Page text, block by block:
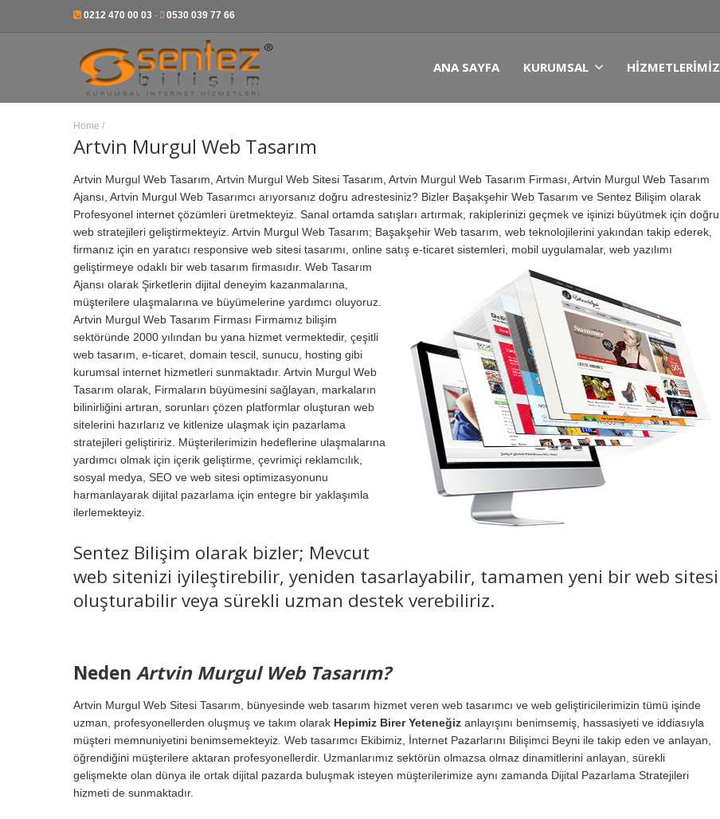
0212 470 00 03 - 0530 039 77 66
ANA SAYFA KURUMSAL HIZMETLERIMIZ
Home /
Artvin Murgul Web Tasarım
Artvin Murgul Web Tasarım, Artvin Murgul Web Sitesi Tasarım, Artvin Murgul Web Tasarım Firması, Artvin Murgul Web Tasarım
Ajansı, Artvin Murgul Web Tasarımcı arıyorsanız doğru adrestesiniz? Bizler Başakşehir Web Tasarım ve Sentez Bilişim olarak
Profesyonel internet çözümleri üretmekteyiz. Sanal ortamda satışları artırmak, rakiplerinizi geçmek ve işinizi büyütmek için doğru
web stratejileri geliştirmekteyiz. Artvin Murgul Web Tasarım; Başakşehir Web tasarım, web teknolojilerini yakından takip ederek,
firmanız için en yaratıcı responsive web sitesi tasarımı, online satış e-ticaret sistemleri, mobil uygulamalar, web yazılımı
geliştirmeye odaklı bir web tasarım firmasıdır. Web Tasarım
Ajansı olarak Şirketlerin dijital deneyim kazanmalarına,
müşterilere ulaşmalarına ve büyümelerine yardımcı oluyoruz.
Artvin Murgul Web Tasarım Firması Firmamız bilişim
sektöründe 2000 yılından bu yana hizmet vermektedir, çeşitli
web tasarım, e-ticaret, domain tescil, sunucu, hosting gibi
kurumsal internet hizmetleri sunmaktadır. Artvin Murgul Web
Tasarım olarak, Firmaların büyümesini sağlayan, markaların
bilinirliğini artıran, sorunları çözen platformlar oluşturan web
sitelerini hazırlarız ve kitlenize ulaşmak için pazarlama
stratejileri geliştiririz. Müşterilerimizin hedeflerine ulaşmalarına
yardımcı olmak için içerik geliştirme, çevrimiçi reklamcılık,
sosyal medya, SEO ve web sitesi optimizasyonunu
harmanlayarak dijital pazarlama için entegre bir yaklaşımla
ilerlemekteyiz.
Sentez Bilişim olarak bizler; Mevcut
web sitenizi iyileştirebilir, yeniden tasarlayabilir, tamamen yeni bir web sitesi
oluşturabilir veya sürekli uzman destek verebiliriz.
Neden Artvin Murgul Web Tasarım?
Artvin Murgul Web Sitesi Tasarım, bünyesinde web tasarım hizmet veren web tasarımcı ve web geliştiricilerimizin tümü işinde
uzman, profesyonellerden oluşmuş ve takım olarak Hepimiz Birer Yeteneğiz anlayışını benimsemiş, hassasiyeti ve iddiasıyla
müşteri memnuniyetini benimsemekteyiz. Web tasarımcı Ekibimiz, İnternet Pazarlarını Bilişimci Beyni ile takip eden ve anlayan,
öğrendiğini müşterilere aktaran profesyonellerdir. Uzmanlarımız sektörün olmazsa olmaz dinamitlerini anlayan, sürekli
gelişmekte olan dünya ile ortak dijital pazarda buluşmak isteyen müşterilerimize aynı zamanda Dijital Pazarlama Stratejileri
hizmeti de sunmaktadır.